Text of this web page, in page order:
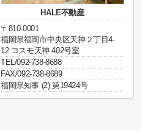
HALE不動産
〒810-0001
福岡県福岡市中央区天神２丁目4-
12 コスモ天神 402号室
TEL/092-738-8688
FAX/092-738-8689
福岡県知事 (2) 第19424号